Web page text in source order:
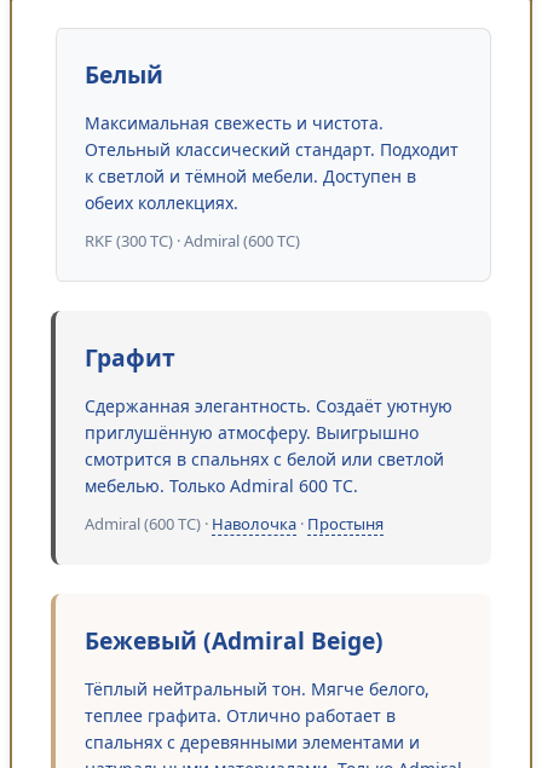
Белый
Максимальная свежесть и чистота.
Отельный классический стандарт. Подходит
к светлой и тёмной мебели. Доступен в
обеих коллекциях.
RKF (300 TC) · Admiral (600 TC)
Графит
Сдержанная элегантность. Создаёт уютную
приглушённую атмосферу. Выигрышно
смотрится в спальнях с белой или светлой
мебелью. Только Admiral 600 TC.
Admiral (600 TC) · Наволочка · Простыня
Бежевый (Admiral Beige)
Тёплый нейтральный тон. Мягче белого,
теплее графита. Отлично работает в
спальнях с деревянными элементами и